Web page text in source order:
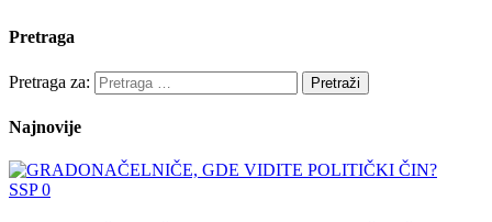
Pretraga
Pretraga za:
Najnovije
SSP0